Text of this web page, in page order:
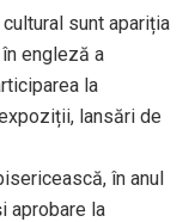
sunt apariția
engleză a
la
lansări de
în anul
aprobare la